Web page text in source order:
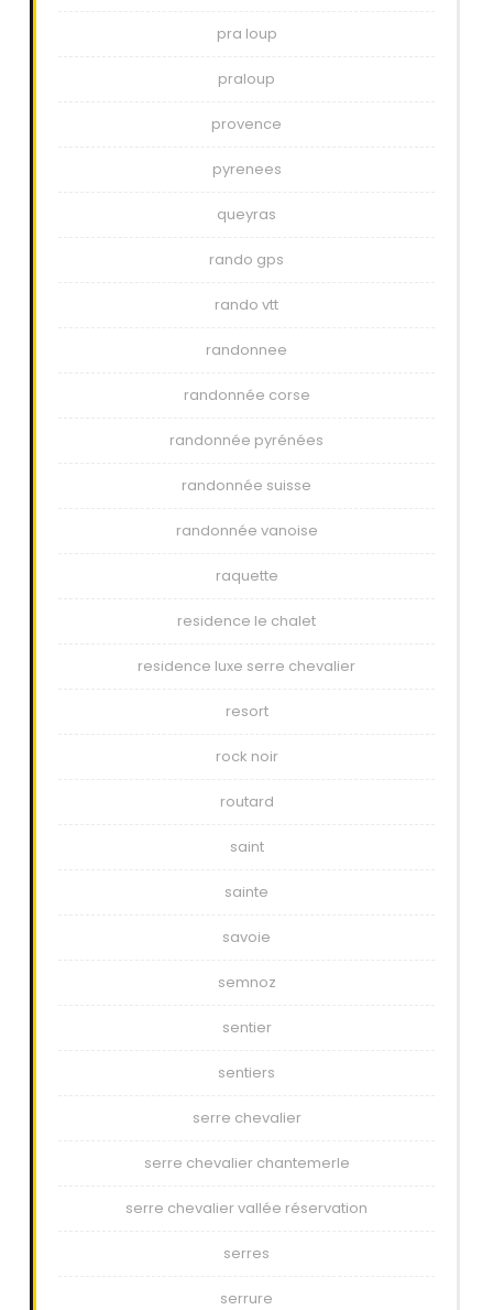
pra loup
praloup
provence
pyrenees
queyras
rando gps
rando vtt
randonnee
randonnée corse
randonnée pyrénées
randonnée suisse
randonnée vanoise
raquette
residence le chalet
residence luxe serre chevalier
resort
rock noir
routard
saint
sainte
savoie
semnoz
sentier
sentiers
serre chevalier
serre chevalier chantemerle
serre chevalier vallée réservation
serres
serrure